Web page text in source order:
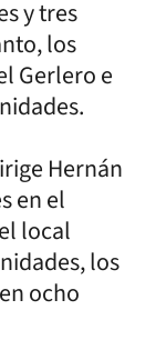
y tres
los
Gerlero e
Hernán
en el
local
los
ocho